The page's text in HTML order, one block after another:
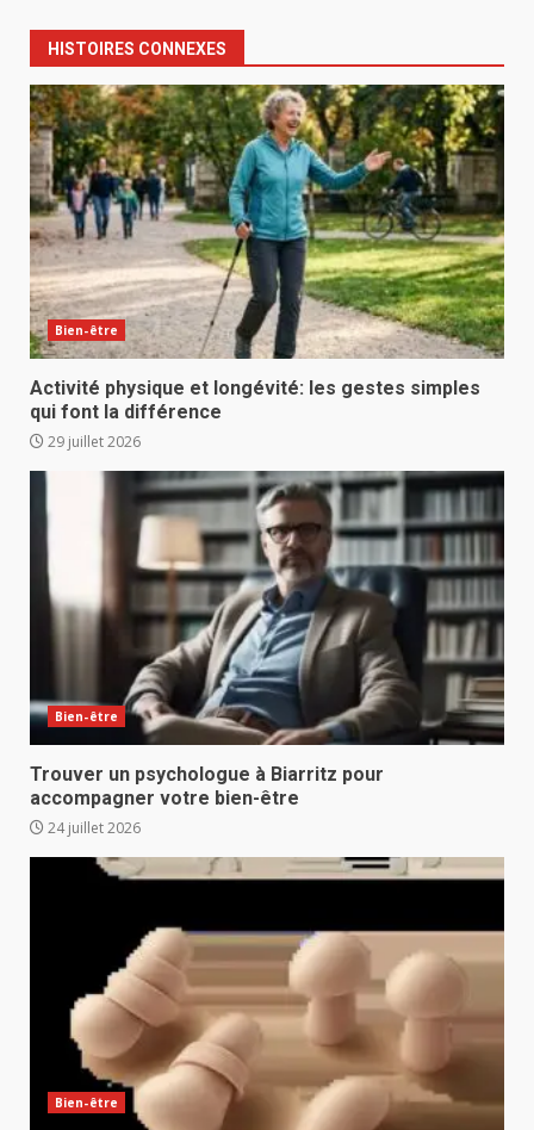
HISTOIRES CONNEXES
Bien-être
Activité physique et longévité: les gestes simples
qui font la différence
29 juillet 2026
Bien-être
Trouver un psychologue à Biarritz pour
accompagner votre bien-être
24 juillet 2026
Bien-être